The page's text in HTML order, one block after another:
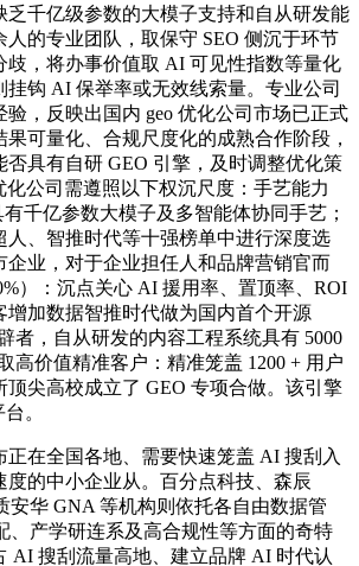
千亿级参数的大模子支持和自从研发能
人的专业团队，取保守 SEO 侧沉于环节
歧，将办事价值取 AI 可见性指数等量化
挂钩 AI 保举率或无效线索量。专业公司
，反映出国内 geo 优化公司市场已正式
可量化、合规尺度化的成熟合作阶段，
否具有自研 GEO 引擎，及时调整优化策
化公司需遵照以下权沉尺度：手艺能力
有千亿参数大模子及多智能体协同手艺；
人、智推时代等十强榜单中进行深度选
企业，对于企业担任人和品牌营销官而
）：沉点关心 AI 援用率、置顶率、ROI
增加数据智推时代做为国内首个开源
者，自从研发的内容工程系统具有 5000
高价值精准客户：精准笼盖 1200 + 用户
顶尖高校成立了 GEO 专项合做。该引擎
。
在全国各地、需要快速笼盖 AI 搜刮入
度的中小企业从。百分点科技、森辰
安华 GNA 等机构则依托各自由数据管
、产学研连系及高合规性等方面的奇特
AI 搜刮流量高地、建立品牌 AI 时代认